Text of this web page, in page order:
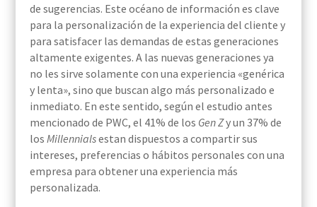
de sugerencias. Este océano de información es clave
para la personalización de la experiencia del cliente y
para satisfacer las demandas de estas generaciones
altamente exigentes. A las nuevas generaciones ya
no les sirve solamente con una experiencia «genérica
y lenta», sino que buscan algo más personalizado e
inmediato. En este sentido, según el estudio antes
mencionado de PWC, el 41% de los Gen Zy un 37% de
los Millennialsestan dispuestos a compartir sus
intereses, preferencias o hábitos personales con una
empresa para obtener una experiencia más
personalizada.